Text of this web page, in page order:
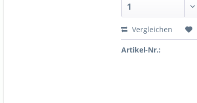
Vergleichen
Artikel-Nr.: